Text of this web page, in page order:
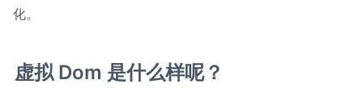
化。
虚拟 Dom 是什么样呢？